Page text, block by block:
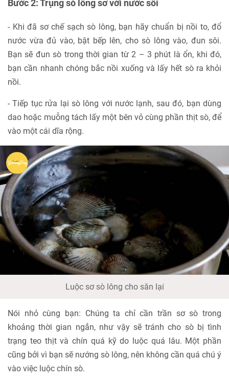
Bước 2: Trụng sò lông sơ với nước sôi
- Khi đã sơ chế sạch sò lông, bạn hãy chuẩn bị nồi to, đổ
nước vừa đủ vào, bật bếp lên, cho sò lông vào, đun sôi.
Bạn sẽ đun sò trong thời gian từ 2 – 3 phút là ổn, khi đó,
bạn cần nhanh chóng bắc nồi xuống và lấy hết sò ra khỏi
nồi.
- Tiếp tục rửa lại sò lông với nước lạnh, sau đó, bạn dùng
dao hoặc muỗng tách lấy một bên vỏ cùng phần thịt sò, để
vào một cái dĩa rộng.
Luộc sơ sò lông cho săn lại
Nói nhỏ cùng bạn: Chúng ta chỉ cần trần sơ sò trong
khoảng thời gian ngắn, như vậy sẽ tránh cho sò bị tình
trạng teo thịt và chín quá kỹ do luộc quá lâu. Một phần
cũng bởi vì bạn sẽ nướng sò lông, nên không cần quá chú ý
vào việc luộc chín sò.